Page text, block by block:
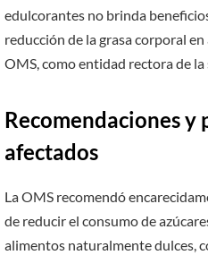
edulcorantes no brinda
reducción de la grasa corporal
OMS, como entidad rectora de
Recomendaciones y
afectados
La OMS recomendó
de reducir el consumo de
alimentos naturalmente dulces,